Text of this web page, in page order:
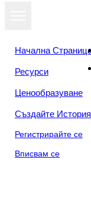
Начална
Ресурси
Ценообразуване
Създайте История
Регистрирайте се
Вписвам се
Преглед като
слайдшоу